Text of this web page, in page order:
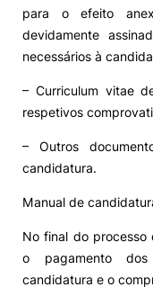
para o efeito
devidamente
necessários à
– Curriculum vitae
respetivos
– Outros
candidatura.
Manual de
No final do processo
o pagamento dos
candidatura e o